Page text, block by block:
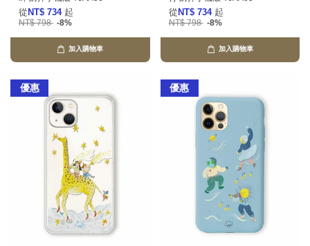
從 NT$ 734 起
NT$ 798 -8%
加入購物車
從 NT$ 734 起
NT$ 798 -8%
加入購物車
優惠 優惠